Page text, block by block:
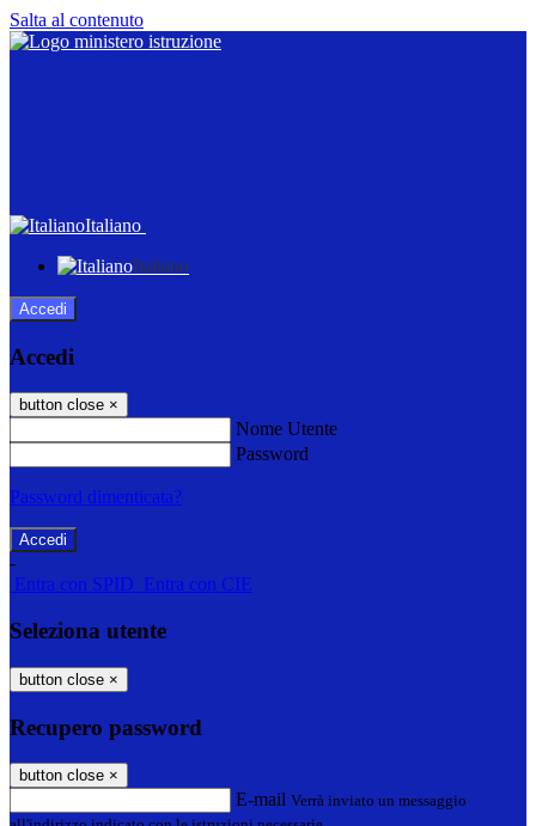
Salta al contenuto
Italiano
Italiano
Accedi
Accedi
button close ×
Nome Utente
Password
Password dimenticata?
-
Entra con SPID Entra con CIE
Seleziona utente
button close ×
Recupero password
button close ×
E-mail Verrà inviato un messaggio